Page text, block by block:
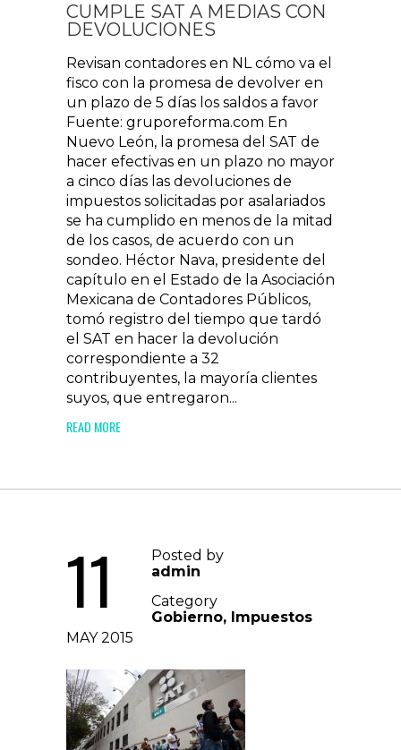
CUMPLE SAT A MEDIAS CON
DEVOLUCIONES
Revisan contadores en NL cómo va el
fisco con la promesa de devolver en
un plazo de 5 días los saldos a favor
Fuente: gruporeforma.com En
Nuevo León, la promesa del SAT de
hacer efectivas en un plazo no mayor
a cinco días las devoluciones de
impuestos solicitadas por asalariados
se ha cumplido en menos de la mitad
de los casos, de acuerdo con un
sondeo. Héctor Nava, presidente del
capítulo en el Estado de la Asociación
Mexicana de Contadores Públicos,
tomó registro del tiempo que tardó
el SAT en hacer la devolución
correspondiente a 32
contribuyentes, la mayoría clientes
suyos, que entregaron...
READ MORE
11
MAY 2015
Posted by
admin
Category
Gobierno, Impuestos